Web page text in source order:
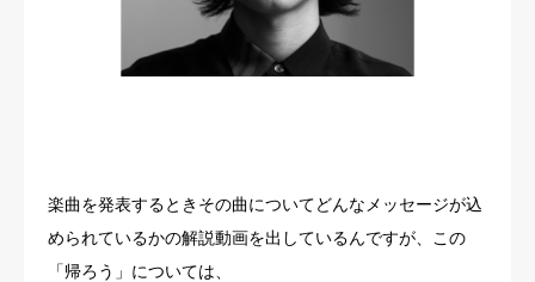
楽曲を発表するときその曲についてどんなメッセージが込
められているかの解説動画を出しているんですが、この
「帰ろう」については、